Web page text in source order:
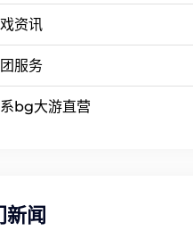
资讯
服务
bg大游直营
新闻